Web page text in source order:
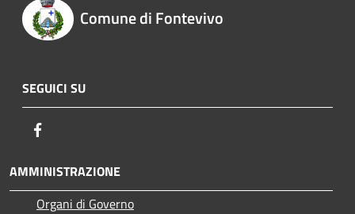
Comune di Fontevivo
SEGUICI SU
AMMINISTRAZIONE
Organi di Governo